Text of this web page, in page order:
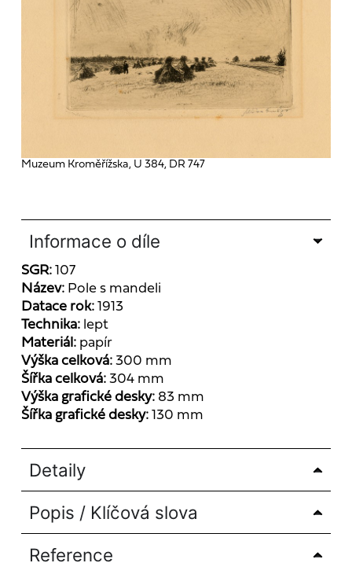
Muzeum Kroměřížska, U 384, DR 747
Informace o díle
SGR: 107
Název: Pole s mandeli
Datace rok: 1913
Technika: lept
Materiál: papír
Výška celková: 300 mm
Šířka celková: 304 mm
Výška grafické desky: 83 mm
Šířka grafické desky: 130 mm
Detaily
Popis / Klíčová slova
Reference